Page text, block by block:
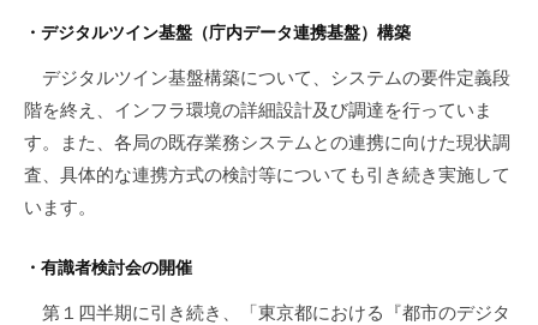
・デジタルツイン基盤（庁内データ連携基盤）構築
デジタルツイン基盤構築について、システムの要件定義段
階を終え、インフラ環境の詳細設計及び調達を行っていま
す。また、各局の既存業務システムとの連携に向けた現状調
査、具体的な連携方式の検討等についても引き続き実施して
います。
・有識者検討会の開催
第１四半期に引き続き、「東京都における『都市のデジタ